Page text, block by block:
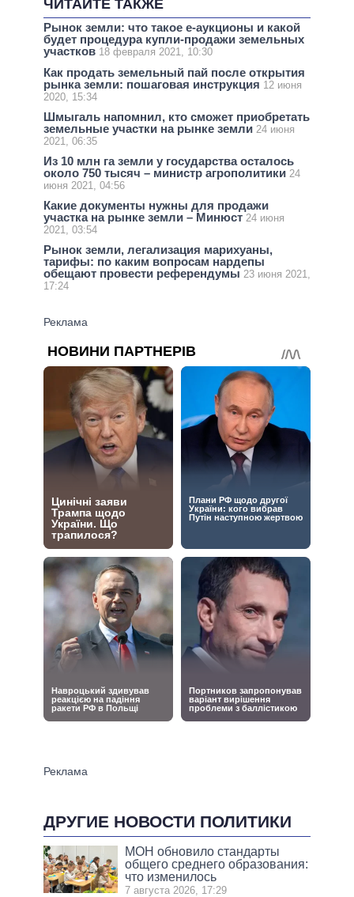
ЧИТАЙТЕ ТАКЖЕ
Рынок земли: что такое е-аукционы и какой
будет процедура купли-продажи земельных
участков 18 февраля 2021, 10:30
Как продать земельный пай после открытия
рынка земли: пошаговая инструкция 12 июня
2020, 15:34
Шмыгаль напомнил, кто сможет приобретать
земельные участки на рынке земли 24 июня
2021, 06:35
Из 10 млн га земли у государства осталось
около 750 тысяч – министр агрополитики 24
июня 2021, 04:56
Какие документы нужны для продажи
участка на рынке земли – Минюст 24 июня
2021, 03:54
Рынок земли, легализация марихуаны,
тарифы: по каким вопросам нардепы
обещают провести референдумы 23 июня 2021,
17:24
ДРУГИЕ НОВОСТИ ПОЛИТИКИ
МОН обновило стандарты
общего среднего образования:
что изменилось
7 августа 2026, 17:29